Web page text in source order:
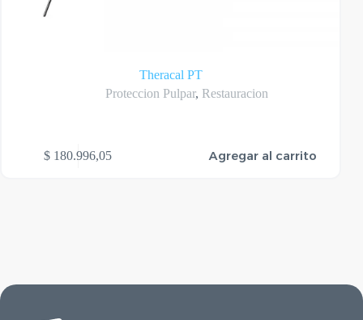
Theracal PT
Proteccion Pulpar, Restauracion
$ 180.996,05 Agregar al carrito